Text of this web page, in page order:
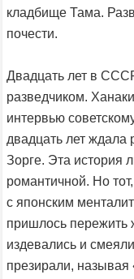
кладбище Тама.
почести.
Двадцать лет в
разведчиком.
интервью
двадцать лет ждала
Зорге. Эта история
романтичной. Но
с японским
пришлось пережить
издевались и
презирали, называя